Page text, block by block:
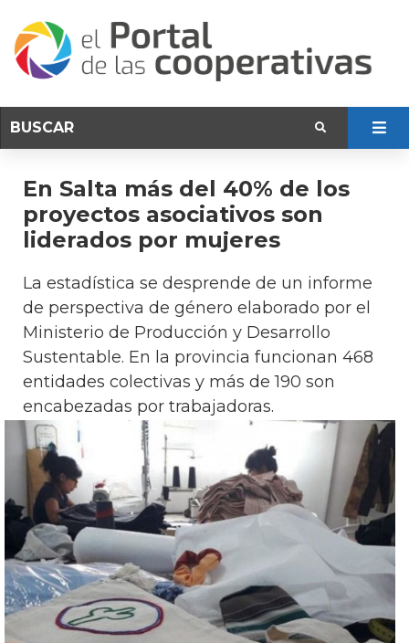
En Salta más del 40% de los
proyectos asociativos son
liderados por mujeres
La estadística se desprende de un informe
de perspectiva de género elaborado por el
Ministerio de Producción y Desarrollo
Sustentable. En la provincia funcionan 468
entidades colectivas y más de 190 son
encabezadas por trabajadoras.